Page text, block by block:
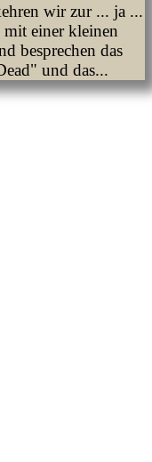
wir zur ... ja ...
einer kleinen
besprechen das
und das...